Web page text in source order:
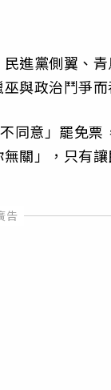
進黨側翼、
與政治鬥爭而
同意」罷免
關」，只有